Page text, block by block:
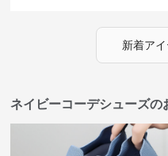
新着ア
ネイビーコーデシューズの